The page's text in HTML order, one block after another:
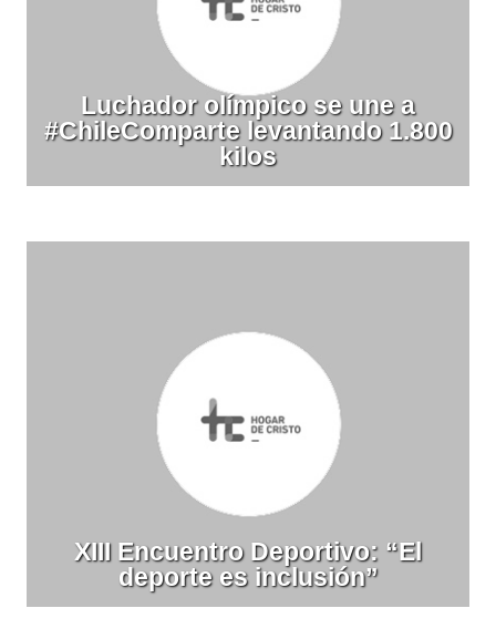
Luchador olímpico se une a
#ChileComparte levantando 1.800
kilos
XIII Encuentro Deportivo: “El
deporte es inclusión”